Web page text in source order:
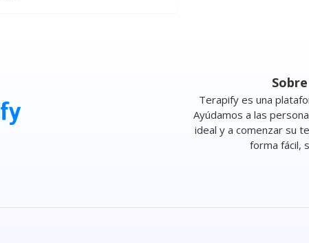
Terapify es una
Ayúdamos a las
ideal y a comenzar su
forma fácil,